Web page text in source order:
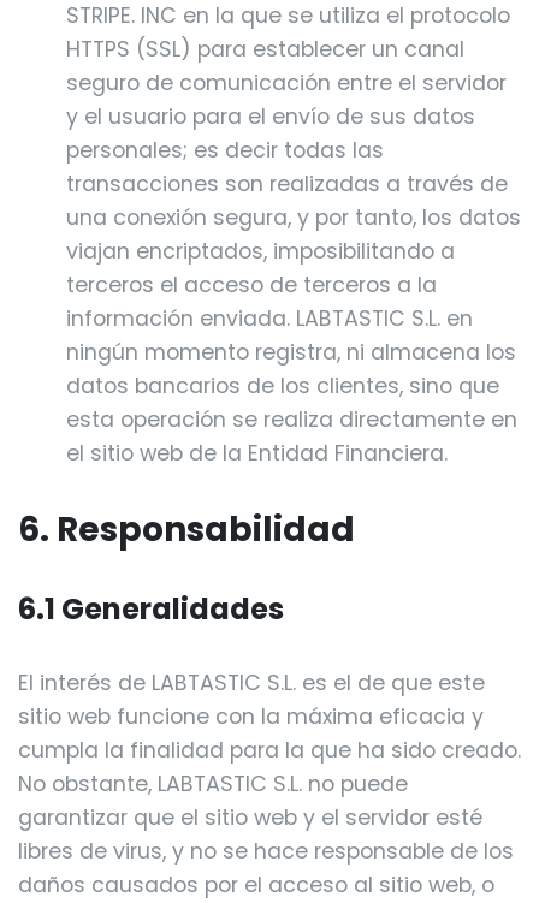
STRIPE. INC en la que se utiliza el protocolo
HTTPS (SSL) para establecer un canal
seguro de comunicación entre el servidor
y el usuario para el envío de sus datos
personales; es decir todas las
transacciones son realizadas a través de
una conexión segura, y por tanto, los datos
viajan encriptados, imposibilitando a
terceros el acceso de terceros a la
información enviada. LABTASTIC S.L. en
ningún momento registra, ni almacena los
datos bancarios de los clientes, sino que
esta operación se realiza directamente en
el sitio web de la Entidad Financiera.
6. Responsabilidad
6.1 Generalidades
El interés de LABTASTIC S.L. es el de que este
sitio web funcione con la máxima eficacia y
cumpla la finalidad para la que ha sido creado.
No obstante, LABTASTIC S.L. no puede
garantizar que el sitio web y el servidor esté
libres de virus, y no se hace responsable de los
daños causados por el acceso al sitio web, o